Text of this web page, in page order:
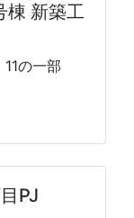
棟 新築工
の一部
PJ